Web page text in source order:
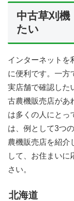
中古草刈機
たい
インターネットを
に便利です。一方
実店舗で確認した
古農機販売店があ
は多くの人にとっ
は、例として3つ
農機販売店を紹介
して、お住まいに
さい。
北海道